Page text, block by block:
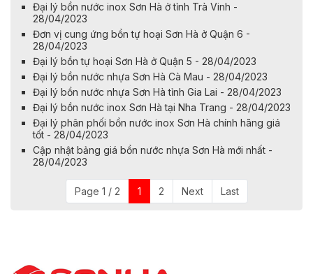
Đại lý bồn nước inox Sơn Hà ở tỉnh Trà Vinh -
28/04/2023
Đơn vị cung ứng bồn tự hoại Sơn Hà ở Quận 6 -
28/04/2023
Đại lý bồn tự hoại Sơn Hà ở Quận 5 - 28/04/2023
Đại lý bồn nước nhựa Sơn Hà Cà Mau - 28/04/2023
Đại lý bồn nước nhựa Sơn Hà tỉnh Gia Lai - 28/04/2023
Đại lý bồn nước inox Sơn Hà tại Nha Trang - 28/04/2023
Đại lý phân phối bồn nước inox Sơn Hà chính hãng giá
tốt - 28/04/2023
Cập nhật bảng giá bồn nước nhựa Sơn Hà mới nhất -
28/04/2023
Page 1 / 2 1 2 Next Last